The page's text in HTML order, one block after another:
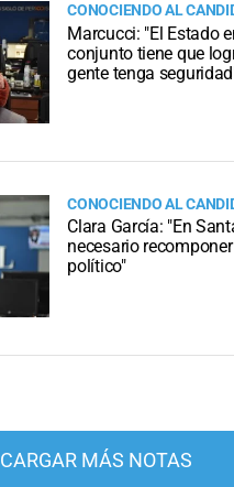
CONOCIENDO AL
Marcucci: "El Estado
conjunto tiene que
gente tenga
CONOCIENDO AL
Clara García: "En
necesario
político"
CARGAR MÁS NOTAS